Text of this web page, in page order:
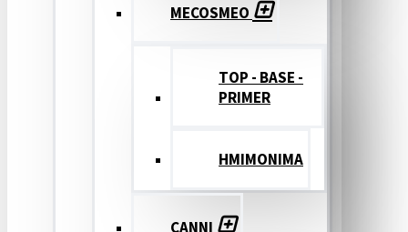
MECOSMEO
TOP - BASE -
PRIMER
ΗΜΙΜΟΝΙΜΑ
CANNI